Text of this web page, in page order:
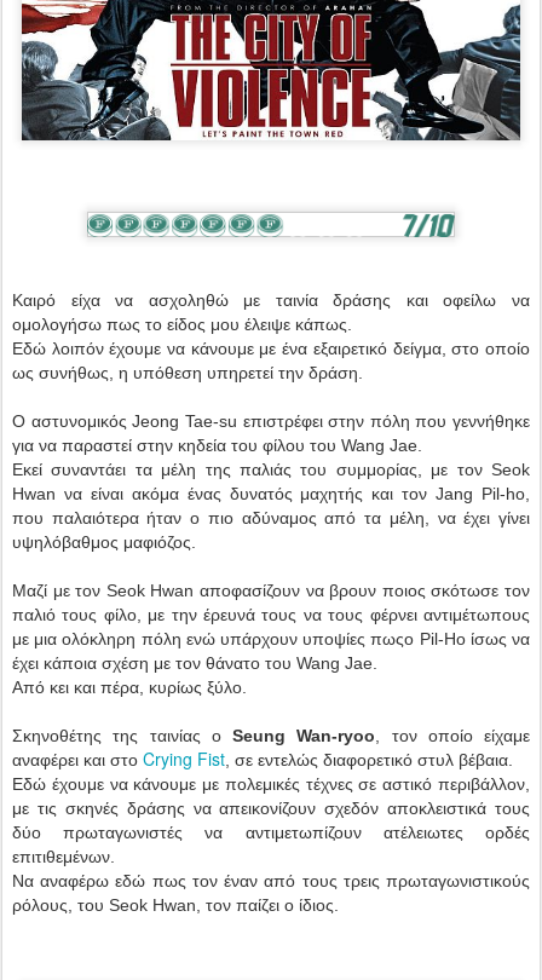
Καιρό είχα να ασχοληθώ με ταινία δράσης και οφείλω να
ομολογήσω πως το είδος μου έλειψε κάπως.
Εδώ λοιπόν έχουμε να κάνουμε με ένα εξαιρετικό δείγμα, στο οποίο
ως συνήθως, η υπόθεση υπηρετεί την δράση.
Ο αστυνομικός Jeong Tae-su επιστρέφει στην πόλη που γεννήθηκε
για να παραστεί στην κηδεία του φίλου του Wang Jae.
Εκεί συναντάει τα μέλη της παλιάς του συμμορίας, με τον Seok
Ηwan να είναι ακόμα ένας δυνατός μαχητής και τον Jang Pil-ho,
που παλαιότερα ήταν ο πιο αδύναμος από τα μέλη, να έχει γίνει
υψηλόβαθμος μαφιόζος.
Μαζί με τον Seok Ηwan αποφασίζουν να βρουν ποιος σκότωσε τον
παλιό τους φίλο, με την έρευνά τους να τους φέρνει αντιμέτωπους
με μια ολόκληρη πόλη ενώ υπάρχουν υποψίες πωςo Pil-Ho ίσως να
έχει κάποια σχέση με τον θάνατο του Wang Jae.
Από κει και πέρα, κυρίως ξύλο.
Σκηνοθέτης της ταινίας ο Seung Wan-ryoo, τον οποίο είχαμε
αναφέρει και στο Crying Fist, σε εντελώς διαφορετικό στυλ βέβαια.
Εδώ έχουμε να κάνουμε με πολεμικές τέχνες σε αστικό περιβάλλον,
με τις σκηνές δράσης να απεικονίζουν σχεδόν αποκλειστικά τους
δύο πρωταγωνιστές να αντιμετωπίζουν ατέλειωτες ορδές
επιτιθεμένων.
Να αναφέρω εδώ πως τον έναν από τους τρεις πρωταγωνιστικούς
ρόλους, του Seok Ηwan, τον παίζει ο ίδιος.